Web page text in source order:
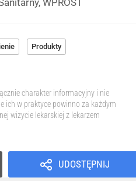
Produkty
charakter informacyjny i nie
ich w praktyce powinno za każdym
wizycie lekarskiej z lekarzem
UDOSTĘPNIJ